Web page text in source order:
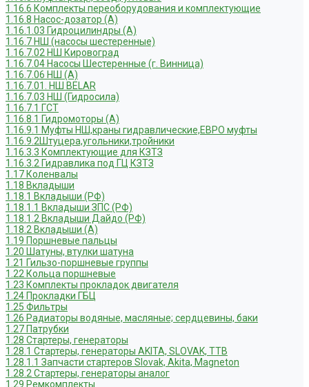
1.16.6 Комплекты переоборудования и комплектующие
1.16.8 Насос-дозатор (А)
1.16.1.03 Гидроцилиндры (А)
1.16.7 НШ (насосы шестеренные)
1.16.7.02 НШ Кировоград
1.16.7.04 Насосы Шестеренные (г. Винница)
1.16.7.06 НШ (А)
1.16.7.01. НШ BELAR
1.16.7.03 НШ (Гидросила)
1.16.7.1 ГСТ
1.16.8.1 Гидромоторы (А)
1.16.9.1 Муфты НШ,краны гидравлические,ЕВРО муфты
1.16.9.2Штуцера,угольники,тройники
1.16.3.3 Комплектующие для КЗТЗ
1.16.3.2 Гидравлика под ГЦ КЗТЗ
1.17 Коленвалы
1.18 Вкладыши
1.18.1 Вкладыши (РФ)
1.18.1.1 Вкладыши ЗПС (РФ)
1.18.1.2 Вкладыши Дайдо (РФ)
1.18.2 Вкладыши (А)
1.19 Поршневые пальцы
1.20 Шатуны, втулки шатуна
1.21 Гильзо-поршневые группы
1.22 Кольца поршневые
1.23 Комплекты прокладок двигателя
1.24 Прокладки ГБЦ
1.25 Фильтры
1.26 Радиаторы водяные, масляные; сердцевины, баки
1.27 Патрубки
1.28 Стартеры, генераторы
1.28.1 Стартеры, генераторы AKITA, SLOVAK, ТТВ
1.28.1.1 Запчасти стартеров Slovak, Akita, Magneton
1.28.2 Стартеры, генераторы аналог
1.29 Ремкомплекты